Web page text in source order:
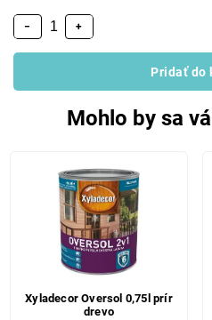
+
−
Pridať do
Mohlo by sa
Xyladecor Oversol 0,75l prír
drevo